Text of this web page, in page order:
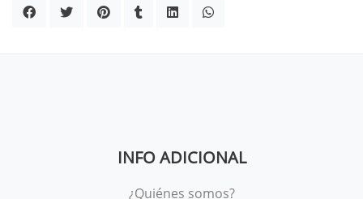
INFO ADICIONAL
¿Quiénes somos?